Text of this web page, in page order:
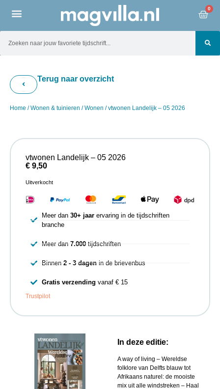
0
Terug naar overzicht
Home /Wonen & tuinieren /Wonen / vtwonen Landelijk – 05 2026
In deze editie:
A way of living – Wereldse
folklore van Delfts blauw tot
Afrikaans naturel: de mooiste
mix uit alle windstreken – Haal
vtwonen Landelijk – 05 2026
€ 9,50
Uitverkocht
Meer dan 30+ jaarervaring in de tijdschriften
branche
Meer dan 7.000tijdschriften
Binnen 2 - 3 dagenin de brievenbus
Gratis verzending vanaf € 15
Trustpilot